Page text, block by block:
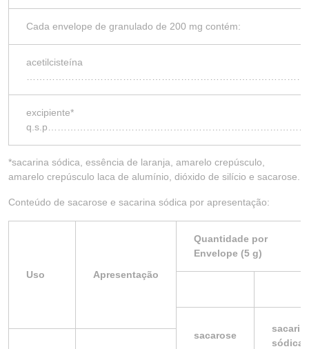
Cada envelope de granulado de 200 mg contém:
acetilcisteína
excipiente*
*sacarina sódica, essência de laranja, amarelo crepúsculo,
amarelo crepúsculo laca de alumínio, dióxido de silício e sacarose.
Conteúdo de sacarose e sacarina sódica por apresentação:
Uso Apresentação
Quantidade por
Envelope (5 g)
sacarose
sódica